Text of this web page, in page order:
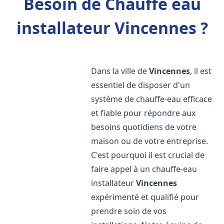
installateur Vincennes ?
Dans la ville deVincennes, il est
essentiel de disposer d'un
système de chauffe-eau efficace
et fiable pour répondre aux
besoins quotidiens de votre
maison ou de votre entreprise.
C'est pourquoi il est crucial de
faire appel à un chauffe-eau
installateurVincennes
expérimenté et qualifié pour
prendre soin de vos